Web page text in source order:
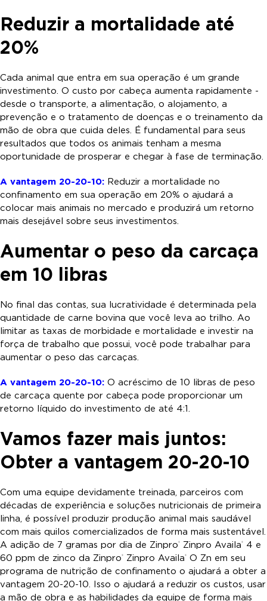
Reduzir a mortalidade até
20%
Cada animal que entra em sua operação é um grande
investimento. O custo por cabeça aumenta rapidamente -
desde o transporte, a alimentação, o alojamento, a
prevenção e o tratamento de doenças e o treinamento da
mão de obra que cuida deles. É fundamental para seus
resultados que todos os animais tenham a mesma
oportunidade de prosperar e chegar à fase de terminação.
A vantagem 20-20-10: Reduzir a mortalidade no
confinamento em sua operação em 20% o ajudará a
colocar mais animais no mercado e produzirá um retorno
mais desejável sobre seus investimentos.
Aumentar o peso da carcaça
em 10 libras
No final das contas, sua lucratividade é determinada pela
quantidade de carne bovina que você leva ao trilho. Ao
limitar as taxas de morbidade e mortalidade e investir na
força de trabalho que possui, você pode trabalhar para
aumentar o peso das carcaças.
A vantagem 20-20-10: O acréscimo de 10 libras de peso
de carcaça quente por cabeça pode proporcionar um
retorno líquido do investimento de até 4:1.
Vamos fazer mais juntos:
Obter a vantagem 20-20-10
Com uma equipe devidamente treinada, parceiros com
décadas de experiência e soluções nutricionais de primeira
linha, é possível produzir produção animal mais saudável
com mais quilos comercializados de forma mais sustentável.
A adição de 7 gramas por dia de Zinpro® Zinpro Availa®
4 e
60 ppm de zinco da Zinpro® Zinpro Availa® O Zn em seu
programa de nutrição de confinamento o ajudará a obter a
vantagem 20-20-10. Isso o ajudará a reduzir os custos, usar
a mão de obra e as habilidades da equipe de forma mais